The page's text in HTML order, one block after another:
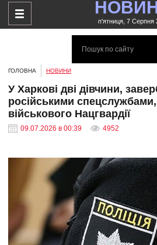
п'ятниця, 7 Серпня
ГОЛОВНА НОВИНИ
У Харкові дві дівчини,
російськими
військового Нацгвардії
09.07.2026 в 00:39 4952